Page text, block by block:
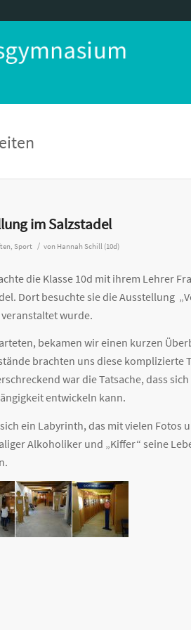
im Salzstadel
, Sport / von Hannah Schill (10d)
die Klasse 10d mit ihrem Lehrer
Dort besuchte sie die Ausstellung
wurde.
bekamen wir einen kurzen
brachten uns diese
war die Tatsache, dass
entwickeln kann.
ein Labyrinth, das mit vielen Fotos
Alkoholiker und „Kiffer“ seine